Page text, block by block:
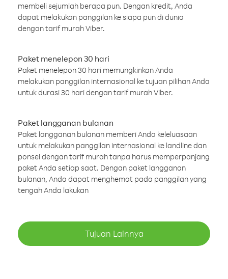
membeli sejumlah berapa pun. Dengan kredit, Anda
dapat melakukan panggilan ke siapa pun di dunia
dengan tarif murah Viber.
Paket menelepon 30 hari
Paket menelepon 30 hari memungkinkan Anda
melakukan panggilan internasional ke tujuan pilihan Anda
untuk durasi 30 hari dengan tarif murah Viber.
Paket langganan bulanan
Paket langganan bulanan memberi Anda keleluasaan
untuk melakukan panggilan internasional ke landline dan
ponsel dengan tarif murah tanpa harus memperpanjang
paket Anda setiap saat. Dengan paket langganan
bulanan, Anda dapat menghemat pada panggilan yang
tengah Anda lakukan
Tujuan Lainnya